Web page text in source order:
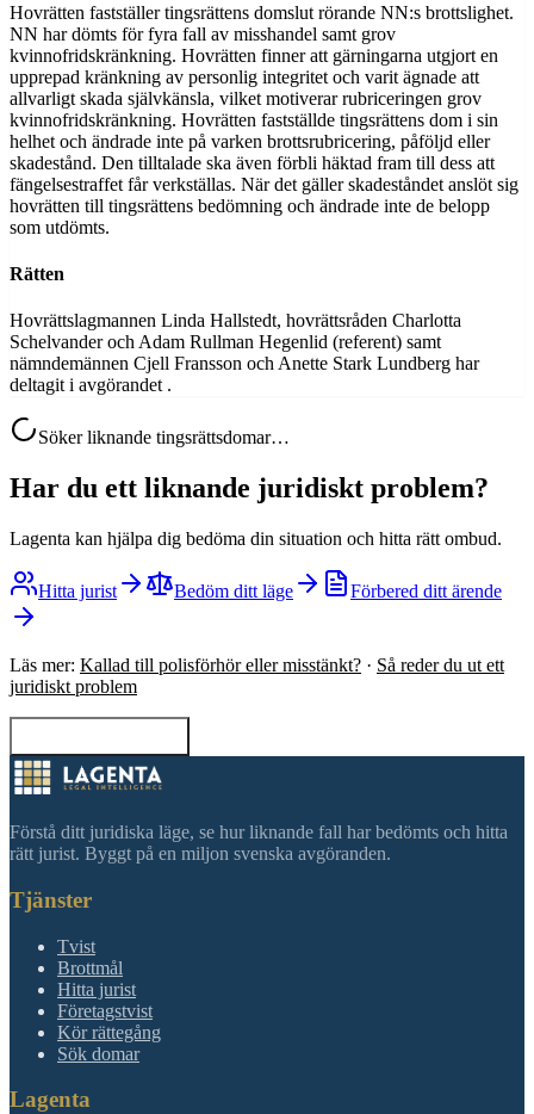
Hovrätten fastställer tingsrättens domslut rörande NN:s brottslighet.
NN har dömts för fyra fall av misshandel samt grov
kvinnofridskränkning. Hovrätten finner att gärningarna utgjort en
upprepad kränkning av personlig integritet och varit ägnade att
allvarligt skada självkänsla, vilket motiverar rubriceringen grov
kvinnofridskränkning. Hovrätten fastställde tingsrättens dom i sin
helhet och ändrade inte på varken brottsrubricering, påföljd eller
skadestånd. Den tilltalade ska även förbli häktad fram till dess att
fängelsestraffet får verkställas. När det gäller skadeståndet anslöt sig
hovrätten till tingsrättens bedömning och ändrade inte de belopp
som utdömts.
Rätten
Hovrättslagmannen Linda Hallstedt, hovrättsråden Charlotta
Schelvander och Adam Rullman Hegenlid (referent) samt
nämndemännen Cjell Fransson och Anette Stark Lundberg har
deltagit i avgörandet .
Söker liknande tingsrättsdomar…
Har du ett liknande juridiskt problem?
Lagenta kan hjälpa dig bedöma din situation och hitta rätt ombud.
Hitta jurist Bedöm ditt läge Förbered ditt ärende
Läs mer: Kallad till polisförhör eller misstänkt? · Så reder du ut ett
juridiskt problem
Förstå ditt juridiska läge, se hur liknande fall har bedömts och hitta
rätt jurist. Byggt på en miljon svenska avgöranden.
Tjänster
Tvist
Brottmål
Hitta jurist
Företagstvist
Kör rättegång
Sök domar
Lagenta